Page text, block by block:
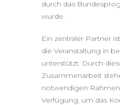
durch das
wurde.
Ein zentraler Partner
die Veranstaltung in
unterstützt. Durch
Zusammenarbeit
notwendigen
Verfügung, um das